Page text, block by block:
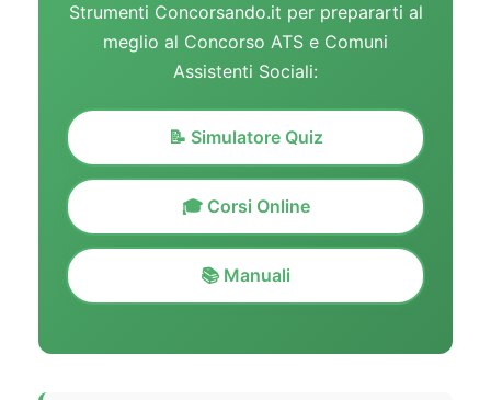
Strumenti Concorsando.it per prepararti al
meglio al Concorso ATS e Comuni
Assistenti Sociali:
📝 Simulatore Quiz
🎓 Corsi Online
📚 Manuali